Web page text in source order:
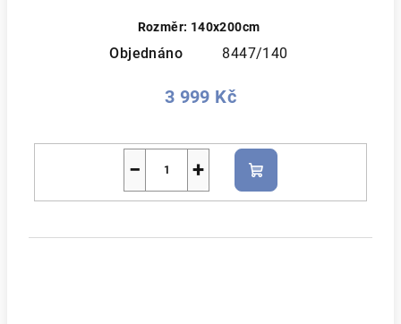
Rozměr: 140x200cm
Objednáno 8447/140
3 999 Kč
+
−
Do
košíku